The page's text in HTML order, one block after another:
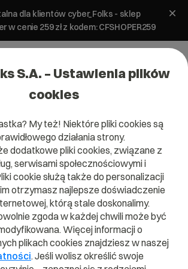
dla klientów cyber_Folks - sklep
cenie 259 zł z kodem: CFSHOPER259
»Panel administracyjny»Jak sprawdzić
na serwerze?
konfigurację PHP na
Panel administracyjny
konfigurację PHP na serwerze,
S.A. – Ustawienia plików
cookies
My też! Niektóre pliki cookies są
działania strony.
dodatkowe pliki cookies, związane z
serwisami społecznościowymi i
cookie służą także do personalizacji
otrzymasz najlepsze doświadczenie
którą stale doskonalimy.
zgoda w każdej chwili może być
Więcej informacji o
plikach cookies znajdziesz w naszej
. Jeśli wolisz określić swoje